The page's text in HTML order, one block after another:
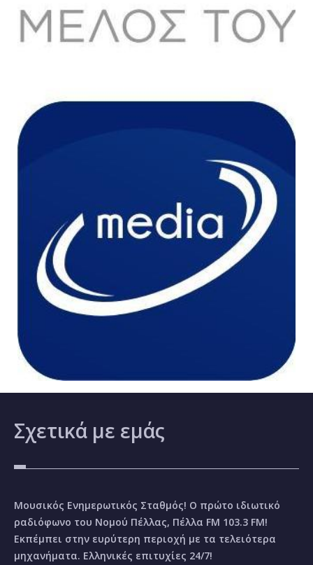
Σχετικά με εμάς
Μουσικός Ενημερωτικός Σταθμός! Ο πρώτο ιδιωτικό
ραδιόφωνο του Νομού Πέλλας, Πέλλα FM 103.3 FM!
Εκπέμπει στην ευρύτερη περιοχή με τα τελειότερα
μηχανήματα. Ελληνικές επιτυχίες 24/7!